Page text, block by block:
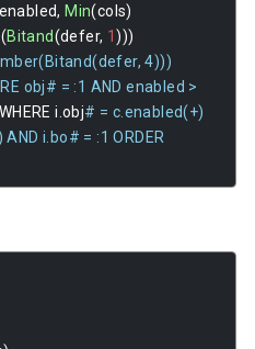
, Min(cols)
(Bitand(defer, 1)))
4)))
obj# = :1 AND enabled >
i .obj# = c.enabled(+)
i.bo# = :1 ORDER